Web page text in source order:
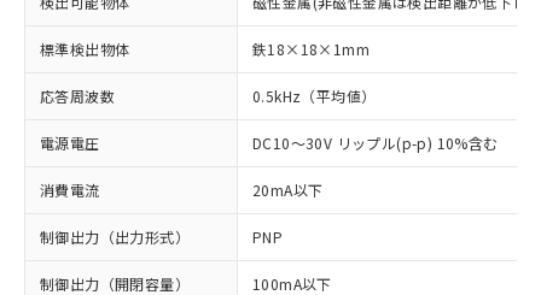
標準検出物体 鉄18×18×1mm
応答周波数 0.5kHz（平均値）
電源電圧 DC10～30V リップル(p-p) 10%含む
消費電流 20mA以下
制御出力（出力形式） PNP
制御出力（開閉容量） 100mA以下